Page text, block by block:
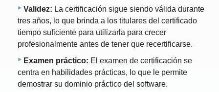
Validez: La certificación sigue siendo válida durante
tres años, lo que brinda a los titulares del certificado
tiempo suficiente para utilizarla para crecer
profesionalmente antes de tener que recertificarse.
Examen práctico: El examen de certificación se
centra en habilidades prácticas, lo que le permite
demostrar su dominio práctico del software.